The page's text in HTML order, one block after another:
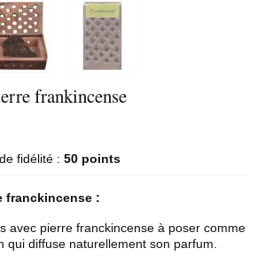
frankincense
fidélité : 50 points
franckincense :
avec pierre franckincense à poser comme
qui diffuse naturellement son parfum.